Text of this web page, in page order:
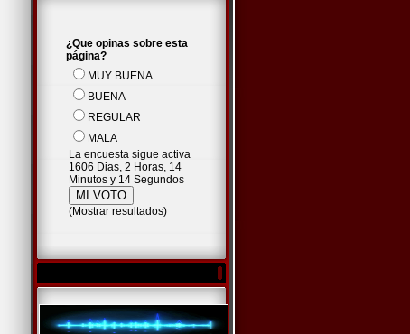
¿Que opinas sobre esta
página?
MUY BUENA
BUENA
REGULAR
MALA
La encuesta sigue activa
1606 Dias, 2 Horas, 14
Minutos y 14 Segundos
(Mostrar resultados)